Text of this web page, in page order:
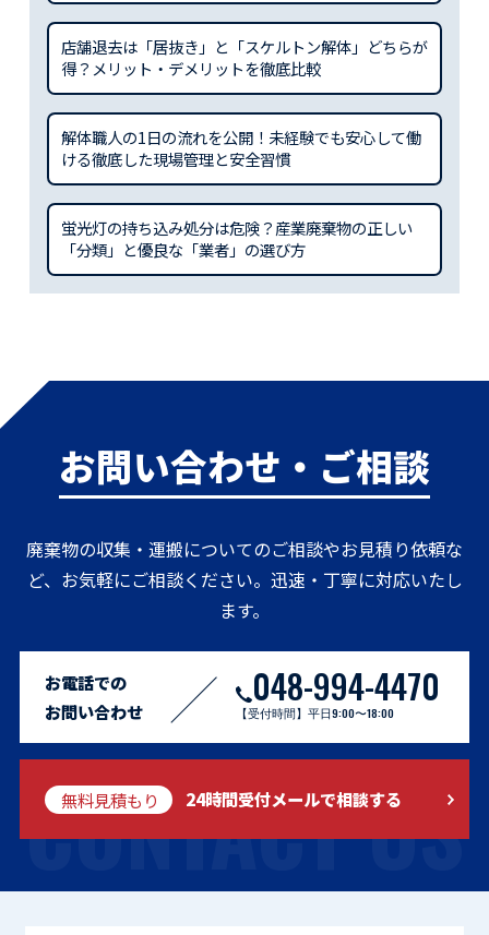
店舗退去は「居抜き」と「スケルトン解体」どちらが
得？メリット・デメリットを徹底比較
解体職人の1日の流れを公開！未経験でも安心して働
ける徹底した現場管理と安全習慣
蛍光灯の持ち込み処分は危険？産業廃棄物の正しい
「分類」と優良な「業者」の選び方
お問い合わせ・ご相談
廃棄物の収集・運搬についてのご相談やお見積り依頼な
ど、お気軽にご相談ください。迅速・丁寧に対応いたし
ます。
CONTACT US
お電話での
お問い合わせ
048-994-4470
【受付時間】平日9:00〜18:00
無料見積もり 24時間受付メールで相談する